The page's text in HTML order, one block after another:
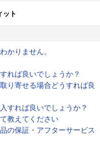
ット
かりません。
れば良いでしょうか？
り寄せる場合どうすれば良
すれば良いでしょうか？
教えてください
の保証・アフターサービス